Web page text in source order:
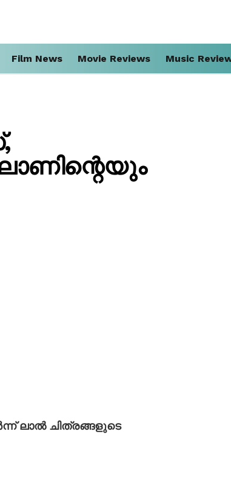
Film News Movie Reviews Music
ലാൽ ചിത്രങ്ങളുടെ